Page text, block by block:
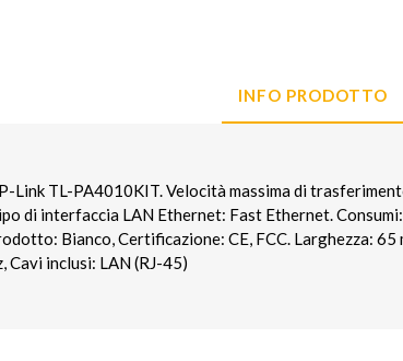
INFO PRODOTTO
Link TL-PA4010KIT. Velocità massima di
di interfaccia LAN Ethernet: Fast Ethernet.
Bianco, Certificazione: CE, FCC. Larghezza:
Cavi inclusi: LAN (RJ-45)